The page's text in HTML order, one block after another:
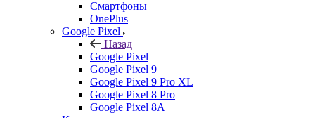
Смартфоны
OnePlus
Google Pixel
Назад
Google Pixel
Google Pixel 9
Google Pixel 9 Pro XL
Google Pixel 8 Pro
Google Pixel 8A